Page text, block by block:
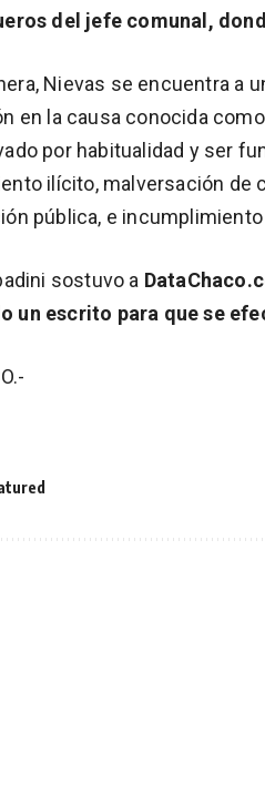
del jefe comunal,
Nievas se encuentra a
en la causa conocida
por habitualidad y ser
ilícito, malversación de
pública, e
sostuvo a
un escrito para que se